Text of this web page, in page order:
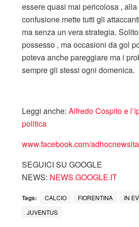
essere quasi mai pericolosa ,
confusione mette tutti gli
ma senza un vera strategia.
possesso , ma occasioni da gol
poteva anche pareggiare ma i
sempre gli stessi ogni domenica.
Leggi anche: Alfredo Cospito e
politica
www.facebook.com/
SEGUICI SU GOOGLE
NEWS: NEWS.GOOGLE.IT
Tags: CALCIO FIORENTINA
IN
JUVENTUS